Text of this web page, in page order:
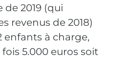
de 2019 (qui
revenus de 2018)
enfants à charge,
5.000 euros soit